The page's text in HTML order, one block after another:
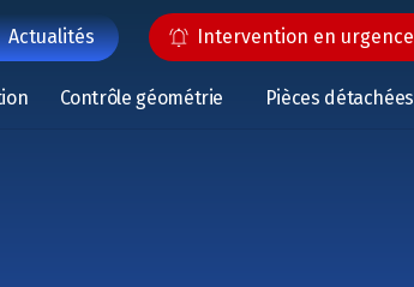
Actualités Intervention en urgence
Contrôle géométrie Pièces détachées